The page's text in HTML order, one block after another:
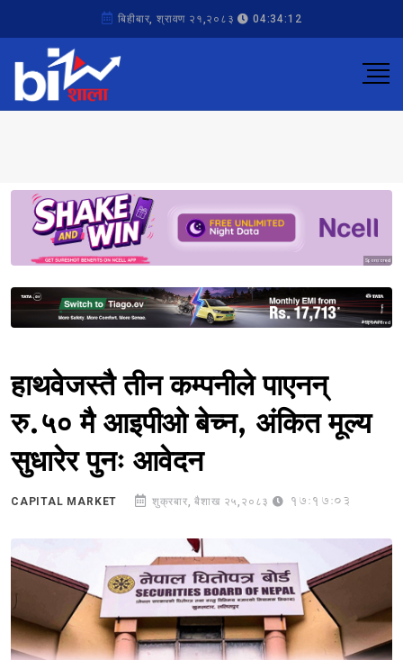
बिहीबार, श्रावण २१,२०८३ 04:34:12
Sponsored
Sponsored
हाथवेजस्तै तीन कम्पनीले पाएनन्
रु.५० मै आइपीओ बेच्न, अंकित मूल्य
सुधारेर पुनः आवेदन
CAPITAL MARKET शुक्रबार, बैशाख २५,२०८३ 17:17:03